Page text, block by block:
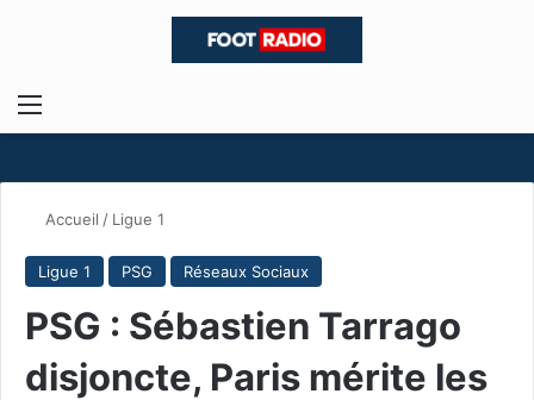
Menu
Accueil / Ligue 1
Ligue 1 PSG Réseaux Sociaux
PSG : Sébastien Tarrago
disjoncte, Paris mérite les